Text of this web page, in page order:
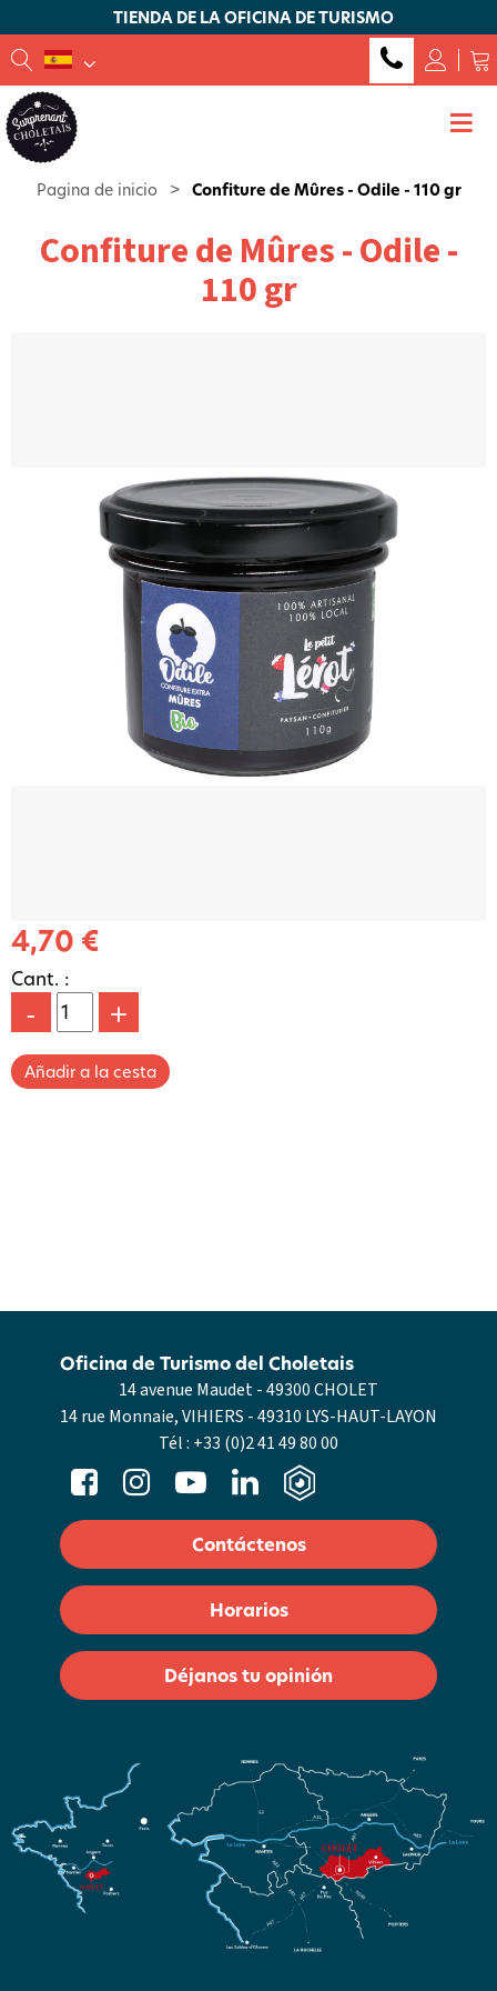
TIENDA DE LA OFICINA DE TURISMO
Pagina de inicio > Confiture de Mûres - Odile - 110 gr
Confiture de Mûres - Odile -
110 gr
4,70 €
Cant. :
- +
14 avenue Maudet - 49300 CHOLET
14 rue Monnaie, VIHIERS - 49310 LYS-HAUT-LAYON
Tél : +33 (0)2 41 49 80 00
Oficina de Turismo del Choletais
Contáctenos
Horarios
Déjanos tu opinión